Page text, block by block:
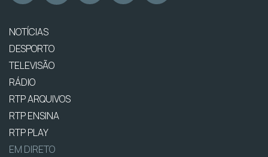
NOTÍCIAS
DESPORTO
TELEVISÃO
RÁDIO
RTP ARQUIVOS
RTP ENSINA
RTP PLAY
EM DIRETO